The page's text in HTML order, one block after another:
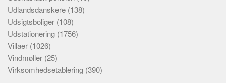
Udlandsdanskere (138)
Udsigtsboliger (108)
Udstationering (1756)
Villaer (1026)
Vindmøller (25)
Virksomhedsetablering (390)